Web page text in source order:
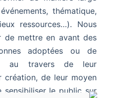
thématique,
ressources…). Nous
mettre en avant des
adoptées ou de
au travers de leur
création, de leur moyen
sensibiliser le public sur